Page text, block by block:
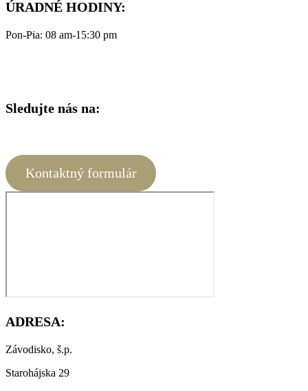
ÚRADNÉ HODINY:
Pon-Pia: 08 am-15:30 pm
Sledujte nás na:
Kontaktný formulár
ADRESA:
Závodisko, š.p.
Starohájska 29